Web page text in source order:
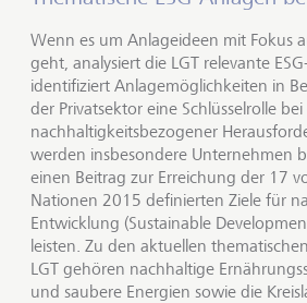
Wenn es um Anlageideen mit Fokus
geht, analysiert die LGT relevante
identifiziert Anlagemöglichkeiten in
der Privatsektor eine Schlüsselrolle
nachhaltigkeitsbezogener
werden insbesondere Unternehmen
einen Beitrag zur Erreichung der 17
Nationen 2015 definierten Ziele für
Entwicklung (Sustainable
leisten. Zu den aktuellen
LGT gehören nachhaltige
und saubere Energien sowie die